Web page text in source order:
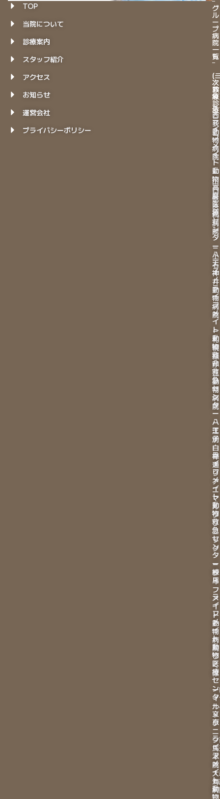
TOP
当院について
診療案内
スタッフ紹介
アクセス
お知らせ
運営会社
プライバシーポリシー
グ
ル
ー
プ
病
院
一
覧
(
次
診
－
西
荻
動
物
病
院
－
山
口
獣
医
科
病
院
－
上
石
神
井
動
物
病
院
－
札
幌
緑
が
丘
動
物
病
院
－
江
別
白
樺
通
り
ア
ニ
マ
ル
ク
リ
ニ
ッ
ク
－
ラ
イ
フ
メ
イ
ト
動
物
病
院
つ
く
ば
本
(
救
急
診
ラ
イ
フ
メ
イ
ト
動
物
高
度
医
療
セ
ン
タ
ー
八
王
子
／
ラ
イ
フ
メ
イ
ト
動
物
救
命
救
急
セ
ン
タ
ー
八
王
子
ラ
イ
フ
メ
イ
ト
動
物
救
急
セ
ン
タ
ー
練
馬
ラ
イ
フ
メ
イ
ト
動
物
医
療
セ
ン
タ
ー
文
京
ラ
イ
フ
メ
イ
ト
動
物